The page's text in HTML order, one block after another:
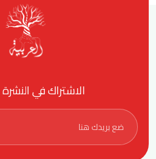
الاشتراك في النشرة